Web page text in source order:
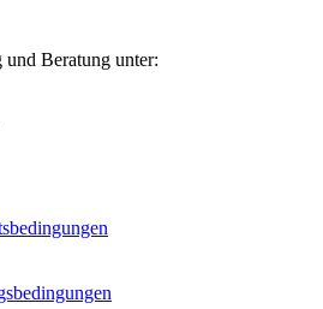
und Beratung unter: